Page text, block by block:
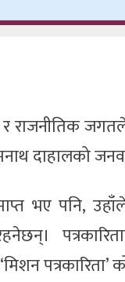
र राजनीतिक
दाहालको
भए पनि,
‘मिशन